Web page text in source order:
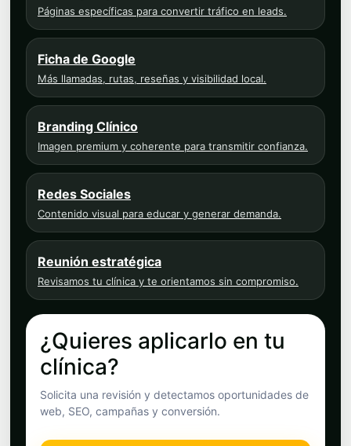
Páginas específicas para convertir tráfico en leads.
Ficha de Google
Más llamadas, rutas, reseñas y visibilidad local.
Branding Clínico
Imagen premium y coherente para transmitir confianza.
Redes Sociales
Contenido visual para educar y generar demanda.
Reunión estratégica
Revisamos tu clínica y te orientamos sin compromiso.
¿Quieres aplicarlo en tu
clínica?
Solicita una revisión y detectamos oportunidades de
web, SEO, campañas y conversión.